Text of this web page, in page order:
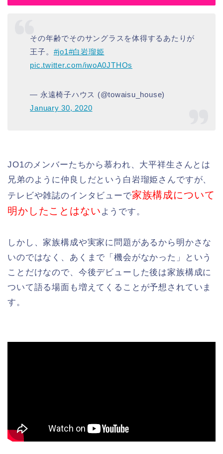
その年齢でそのサングラスを体得するあたりが
王子。 #jo1#白岩瑠姫
pic.twitter.com/iwoA0JTHOs
— 永遠椅子ハウス (@towaisu_house)
January 30, 2020
JO1のメンバーたちから慕われ、大平祥生さんとは
兄弟のように仲良しだという白岩瑠姫さんですが、
テレビや雑誌のインタビューで家族構成について
明かしたことはない ようです。
しかし、家族構成や実家に問題があるから明かさな
いのではなく、あくまで「機会がなかった」という
ことだけなので、今後デビューした後は家族構成に
ついて語る場面も増えてくることが予想されていま
す。